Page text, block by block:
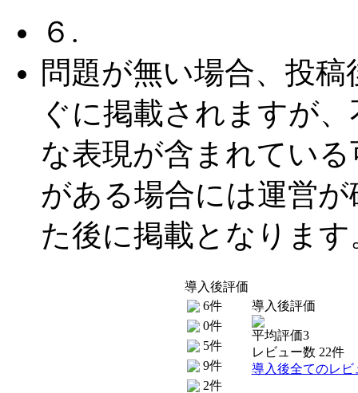
６.
問題が無い場合、投稿
ぐに掲載されますが
な表現が含まれている
がある場合には運営が
た後に掲載となります
導入後評価
6件
0件
5件
9件
2件
導入後評価
平均評価3
レビュー数 22件
導入後全てのレビ